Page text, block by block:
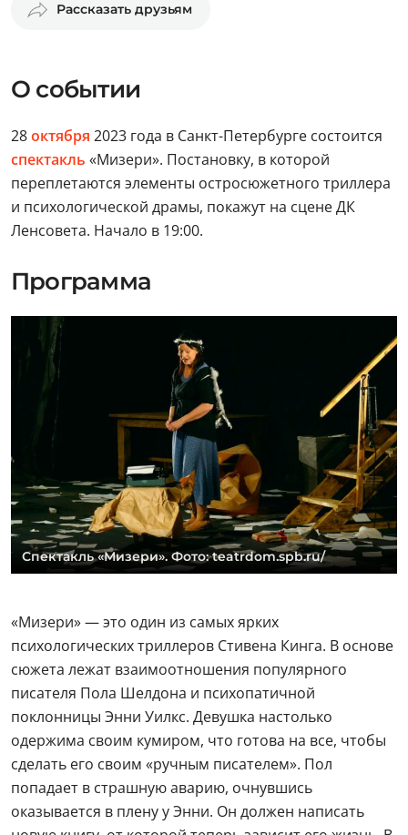
Рассказать друзьям
О событии
28октября 2023 года в Санкт-Петербурге состоится
спектакль «Мизери». Постановку, в которой
переплетаются элементы остросюжетного триллера
и психологической драмы, покажут на сцене ДК
Ленсовета. Начало в 19:00.
Программа
Спектакль «Мизери». Фото: teatrdom.spb.ru/
«Мизери» — это один из самых ярких
психологических триллеров Стивена Кинга. В основе
сюжета лежат взаимоотношения популярного
писателя Пола Шелдона и психопатичной
поклонницы Энни Уилкс. Девушка настолько
одержима своим кумиром, что готова на все, чтобы
сделать его своим «ручным писателем». Пол
попадает в страшную аварию, очнувшись
оказывается в плену у Энни. Он должен написать